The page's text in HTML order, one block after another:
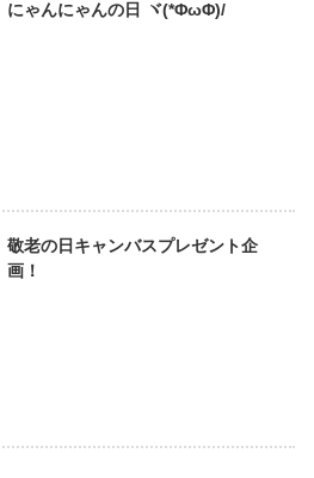
にゃんにゃんの日 ヾ(*ΦωΦ)/
敬老の日キャンバスプレゼント企
画！